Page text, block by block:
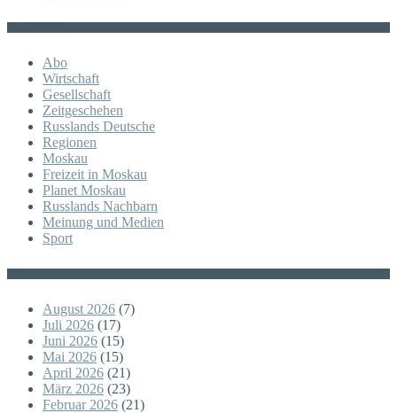
Abo
Wirtschaft
Gesellschaft
Zeitgeschehen
Russlands Deutsche
Regionen
Moskau
Freizeit in Moskau
Planet Moskau
Russlands Nachbarn
Meinung und Medien
Sport
August 2026 (7)
Juli 2026 (17)
Juni 2026 (15)
Mai 2026 (15)
April 2026 (21)
März 2026 (23)
Februar 2026 (21)